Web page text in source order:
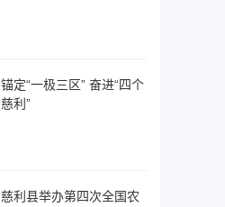
锚定“一极三区” 奋进“四个
慈利”
慈利县举办第四次全国农